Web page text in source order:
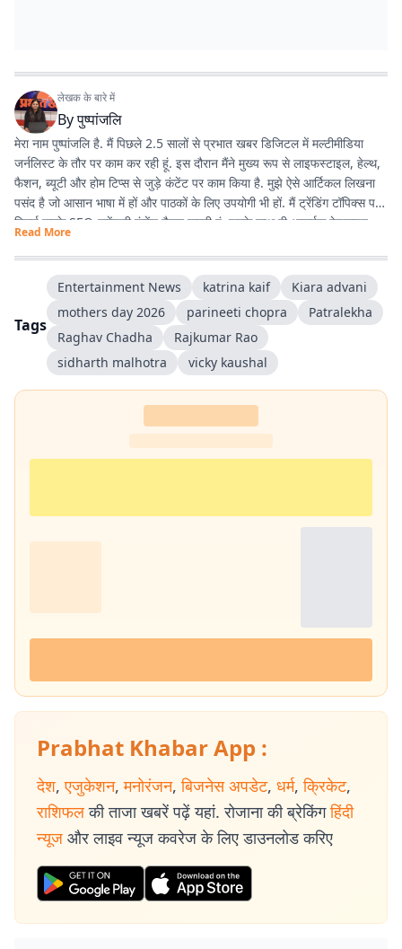
लेखक के बारे में
Byपुष्पांजलि
मेरा नाम पुष्पांजलि है. मैं पिछले 2.5 सालों से प्रभात खबर डिजिटल में मल्टीमीडिया
जर्नलिस्ट के तौर पर काम कर रही हूं. इस दौरान मैंने मुख्य रूप से लाइफस्टाइल, हेल्थ,
फैशन, ब्यूटी और होम टिप्स से जुड़े कंटेंट पर काम किया है. मुझे ऐसे आर्टिकल लिखना
पसंद है जो आसान भाषा में हों और पाठकों के लिए उपयोगी भी हों. मैं ट्रेंडिंग टॉपिक्स पर
रिसर्च करके SEO-फ्रेंडली कंटेंट तैयार करती हूं. इसके साथ ही आकर्षक हेडलाइन
लिखना, सही जानकारी जुटाना और डिजिटल ऑडियंस की पसंद के अनुसार कंटेंट तैयार
करना मेरी प्रमुख जिम्मेदारियों का हिस्सा रहा है. मैं हमेशा नई चीजें सीखने और अपने
लेखन को बेहतर बनाने की कोशिश करती हूं. मेरा उद्देश्य ऐसा कंटेंट तैयार करना है जो
लोगों तक सही जानकारी सरल और दिलचस्प तरीके से पहुंचाए.
Read More
Tags
Entertainment News katrina kaif
Kiara advani
mothers day 2026
parineeti chopra
Patralekha
Raghav Chadha
Rajkumar Rao
sidharth malhotra
vicky kaushal
Prabhat Khabar App :
देश, एजुकेशन, मनोरंजन, बिजनेस अपडेट, धर्म, क्रिकेट,
राशिफल की ताजा खबरें पढ़ें यहां. रोजाना की ब्रेकिंग हिंदी
न्यूज और लाइव न्यूज कवरेज के लिए डाउनलोड करिए